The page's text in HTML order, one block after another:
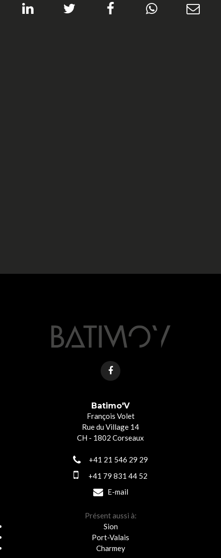
Batimo'V
François Volet
Rue du Village 14
CH - 1802 Corseaux
+41 21 546 29 29
+41 79 831 44 52
E-mail
Présent aussi à:
Sion
Port-Valais
Charmey